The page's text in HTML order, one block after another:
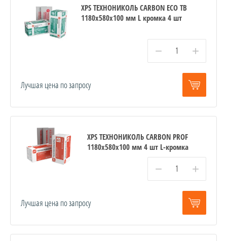
XPS ТЕХНОНИКОЛЬ CARBON ECO ТВ
1180х580х100 мм L кромка 4 шт
− +
Лучшая цена по запросу
XPS ТЕХНОНИКОЛЬ CARBON PROF
1180х580х100 мм 4 шт L-кромка
− +
Лучшая цена по запросу